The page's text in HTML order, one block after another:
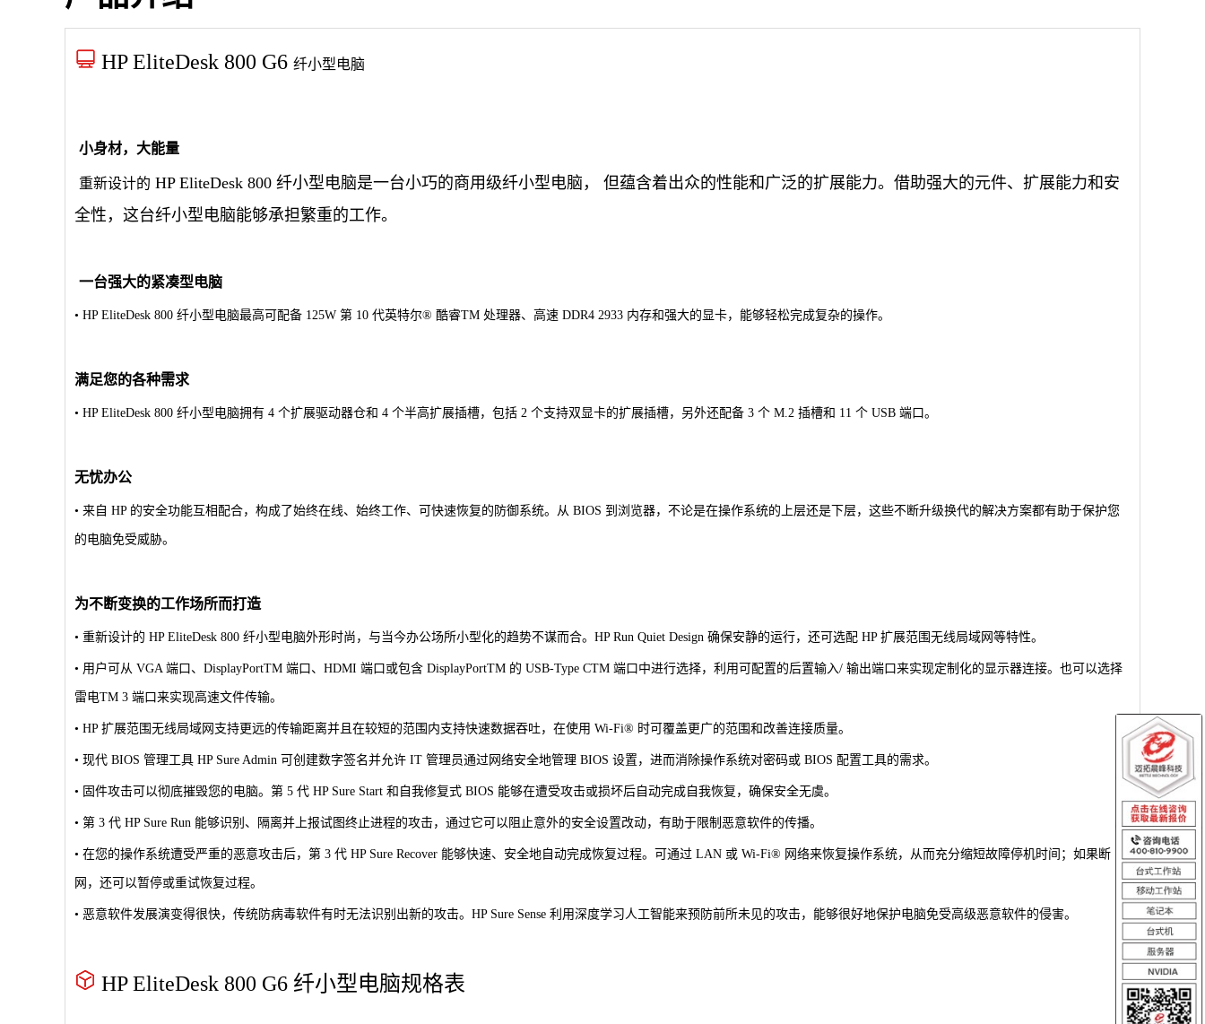
HP EliteDesk 800 G6 纤小型电脑
小身材，大能量
重新设计的 HP EliteDesk 800 纤小型电脑是一台小巧的商用级纤小型电脑， 但蕴含着出众的性能和广泛的扩展能力。借助强大的元件、扩展能力和安
全性，这台纤小型电脑能够承担繁重的工作。
一台强大的紧凑型电脑
• HP EliteDesk 800 纤小型电脑最高可配备 125W 第 10 代英特尔® 酷睿TM 处理器、高速 DDR4 2933 内存和强大的显卡，能够轻松完成复杂的操作。
满足您的各种需求
• HP EliteDesk 800 纤小型电脑拥有 4 个扩展驱动器仓和 4 个半高扩展插槽，包括 2 个支持双显卡的扩展插槽，另外还配备 3 个 M.2 插槽和 11 个 USB 端口。
无忧办公
• 来自 HP 的安全功能互相配合，构成了始终在线、始终工作、可快速恢复的防御系统。从 BIOS 到浏览器，不论是在操作系统的上层还是下层，这些不断升级换代的解决方案都有助于保护您
的电脑免受威胁。
为不断变换的工作场所而打造
• 重新设计的 HP EliteDesk 800 纤小型电脑外形时尚，与当今办公场所小型化的趋势不谋而合。HP Run Quiet Design 确保安静的运行，还可选配 HP 扩展范围无线局域网等特性。
• 用户可从 VGA 端口、DisplayPortTM 端口、HDMI 端口或包含 DisplayPortTM 的 USB-Type CTM 端口中进行选择，利用可配置的后置输入/ 输出端口来实现定制化的显示器连接。也可以选择
雷电TM 3 端口来实现高速文件传输。
• HP 扩展范围无线局域网支持更远的传输距离并且在较短的范围内支持快速数据吞吐，在使用 Wi-Fi® 时可覆盖更广的范围和改善连接质量。
• 现代 BIOS 管理工具 HP Sure Admin 可创建数字签名并允许 IT 管理员通过网络安全地管理 BIOS 设置，进而消除操作系统对密码或 BIOS 配置工具的需求。
• 固件攻击可以彻底摧毁您的电脑。第 5 代 HP Sure Start 和自我修复式 BIOS 能够在遭受攻击或损坏后自动完成自我恢复，确保安全无虞。
• 第 3 代 HP Sure Run 能够识别、隔离并上报试图终止进程的攻击，通过它可以阻止意外的安全设置改动，有助于限制恶意软件的传播。
• 在您的操作系统遭受严重的恶意攻击后，第 3 代 HP Sure Recover 能够快速、安全地自动完成恢复过程。可通过 LAN 或 Wi-Fi® 网络来恢复操作系统，从而充分缩短故障停机时间；如果断
网，还可以暂停或重试恢复过程。
• 恶意软件发展演变得很快，传统防病毒软件有时无法识别出新的攻击。HP Sure Sense 利用深度学习人工智能来预防前所未见的攻击，能够很好地保护电脑免受高级恶意软件的侵害。
HP EliteDesk 800 G6 纤小型电脑规格表